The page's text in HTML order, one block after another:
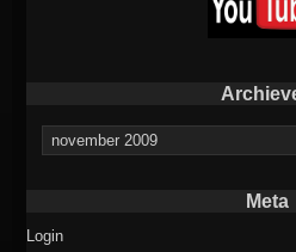
Archieven
Meta
Login